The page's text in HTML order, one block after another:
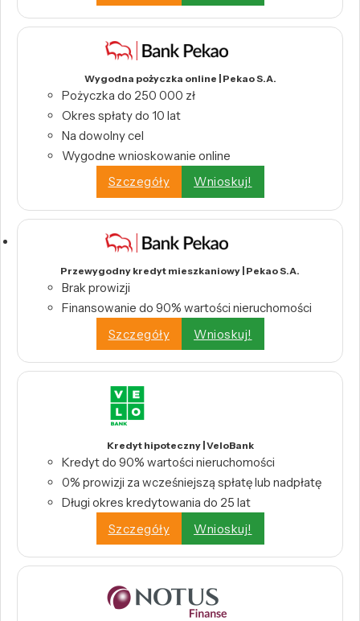
Wygodna pożyczka online | Pekao S.A.
Pożyczka do 250 000 zł
Okres spłaty do 10 lat
Na dowolny cel
Wygodne wnioskowanie online
Szczegóły
Wnioskuj!
Przewygodny kredyt mieszkaniowy | Pekao S.A.
Brak prowizji
Finansowanie do 90% wartości nieruchomości
Szczegóły
Wnioskuj!
Kredyt hipoteczny | VeloBank
Kredyt do 90% wartości nieruchomości
0% prowizji za wcześniejszą spłatę lub nadpłatę
Długi okres kredytowania do 25 lat
Szczegóły
Wnioskuj!